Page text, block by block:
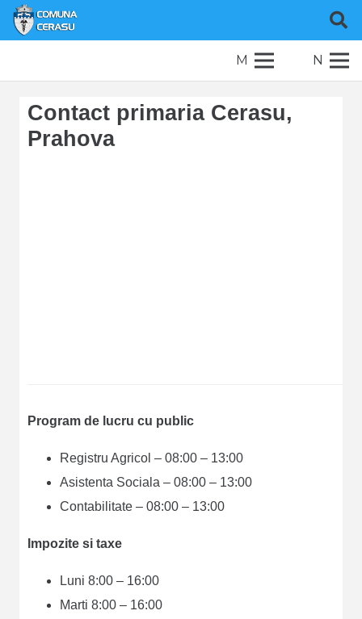
M N
Contact primaria Cerasu,
Prahova
Program de lucru cu public
Registru Agricol – 08:00 – 13:00
Asistenta Sociala – 08:00 – 13:00
Contabilitate – 08:00 – 13:00
Impozite si taxe
Luni 8:00 – 16:00
Marti 8:00 – 16:00